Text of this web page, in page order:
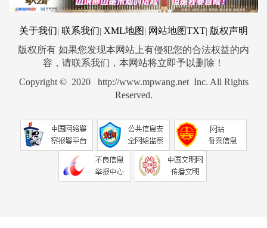
关于我们 联系我们 XML地图 网站地图TXT 版权声明
版权所有 如果您发现本网站上有侵犯您的合法权益的内
容，请联系我们，本网站将立即予以删除！
Copyright © 2020 http://www.mpwang.net Inc. All Rights
Reserved.